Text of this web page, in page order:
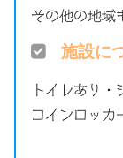
その他の地域
施設に
トイレあり
コインロッカ